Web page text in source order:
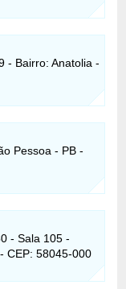
- Bairro: Anatolia -
Pessoa - PB -
- Sala 105 -
CEP: 58045-000